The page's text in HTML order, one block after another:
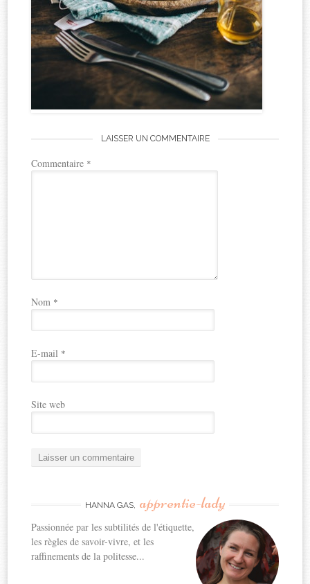
LAISSER UN COMMENTAIRE
Commentaire *
Nom *
E-mail *
Site web
HANNA GAS, apprentie-lady
Passionnée par les subtilités de l'étiquette,
les règles de savoir-vivre, et les
raffinements de la politesse...